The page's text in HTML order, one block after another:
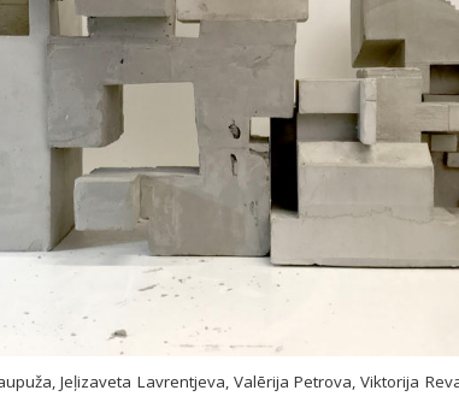
Jeļizaveta Lavrentjeva, Valērija Petrova, Viktorija